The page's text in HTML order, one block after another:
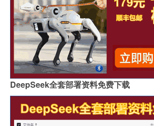
DeepSeek全套部署资料免费下载